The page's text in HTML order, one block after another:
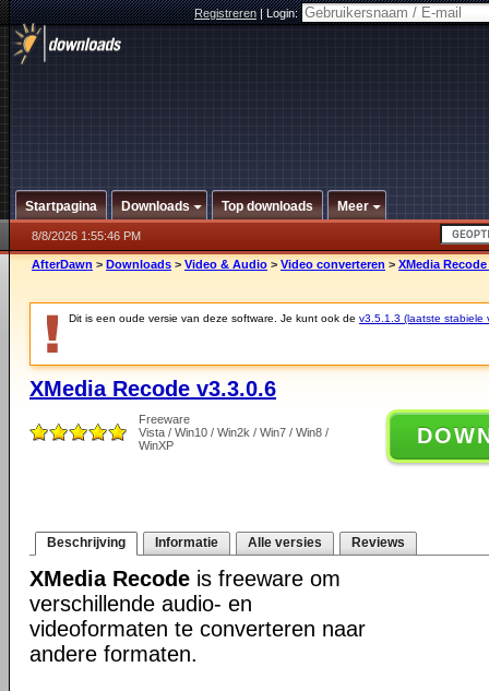
Registreren|Login:
Startpagina Downloads Top downloads Meer
8/8/2026 1:55:46 PM
AfterDawn > Downloads > Video & Audio > Video converteren > XMedia Recode
Dit is een oude versie van deze software. Je kunt ook de v3.5.1.3 (laatste stabiele
XMedia Recode v3.3.0.6
Freeware
Vista / Win10 / Win2k / Win7 / Win8 /
WinXP
Beschrijving Informatie Alle versies Reviews
XMedia Recode is freeware om
verschillende audio- en
videoformaten te converteren naar
andere formaten.